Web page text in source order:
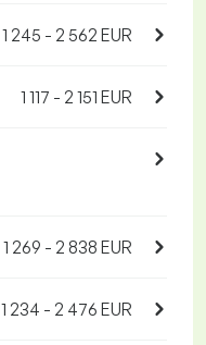
1 245 - 2 562 EUR
1 117 - 2 151 EUR
1 269 - 2 838 EUR
1 234 - 2 476 EUR